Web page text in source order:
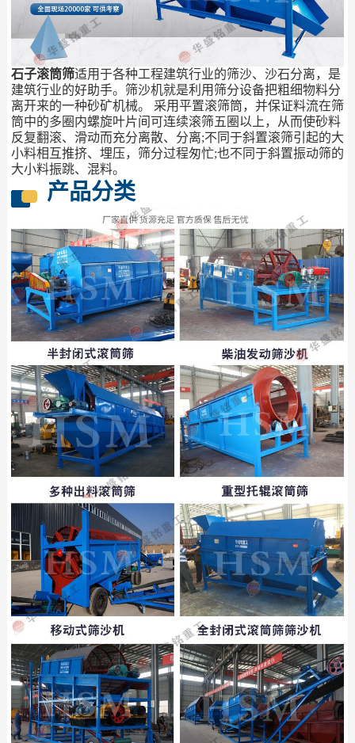
石子滚筒筛适用于各种工程建筑行业的筛沙、沙石分离，是
建筑行业的好助手。筛沙机就是利用筛分设备把粗细物料分
离开来的一种砂矿机械。 采用平置滚筛筒，并保证料流在筛
筒中的多圈内螺旋叶片间可连续滚筛五圈以上，从而使砂料
反复翻滚、滑动而充分离散、分离;不同于斜置滚筛引起的大
小料相互推挤、埋压，筛分过程匆忙;也不同于斜置振动筛的
大小料振跳、混料。
产品分类